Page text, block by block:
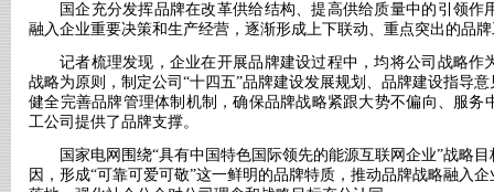
国企充分发挥品牌在改革供给结构、提高供给质量中的引领
融入企业重要决策和生产经营，逐渐形成上下联动、重点突出的品
记者梳理发现，企业在开展品牌建设过程中，均将公司战略作
战略为原则，制定公司 “十四五”品牌建设发展规划、品牌建设指导
健全完善品牌管理体制机制，确保品牌战略紧跟大势不偏向、服务
工公司提供了品牌支撑。
国家电网围绕“具有中国特色国际领先的能源互联网企业”战略
因，形成“可靠可爱可敬”这一鲜明的品牌特质，推动品牌战略融入